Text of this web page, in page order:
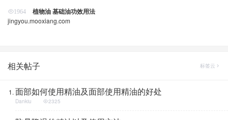
1964 植物油 基础油功效用法
jingyou.mooxiang.com
相关帖子 标签云
面部如何使用精油及面部使用精油的好处
Dankiu 2325